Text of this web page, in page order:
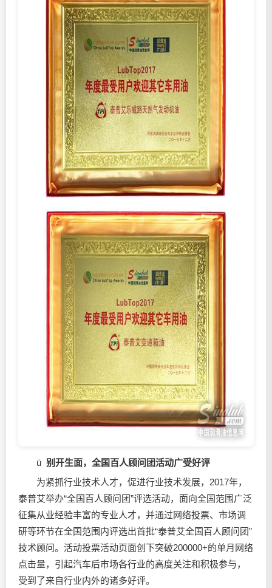
ü 别开生面，全国百人顾问团活动广受好评
为紧抓行业技术人才，促进行业技术发展，2017年，
泰普艾举办“全国百人顾问团”评选活动，面向全国范围广泛
征集从业经验丰富的专业人才，并通过网络投票、市场调
研等环节在全国范围内评选出首批“泰普艾全国百人顾问团”
技术顾问。活动投票活动页面创下突破200000+的单月网络
点击量，引起汽车后市场各行业的高度关注和积极参与，
受到了来自行业内外的诸多好评。